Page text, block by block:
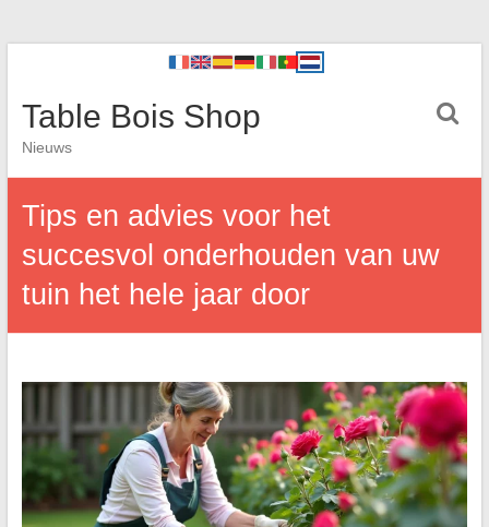
Table Bois Shop
Nieuws
Tips en advies voor het
succesvol onderhouden van uw
tuin het hele jaar door